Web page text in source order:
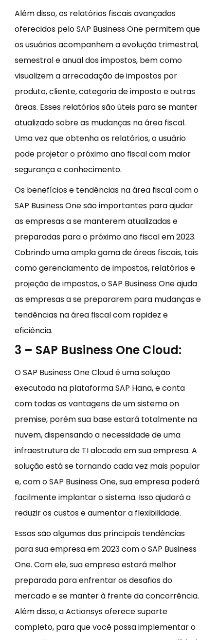
Além disso, os relatórios fiscais avançados
oferecidos pelo SAP Business One permitem que
os usuários acompanhem a evolução trimestral,
semestral e anual dos impostos, bem como
visualizem a arrecadação de impostos por
produto, cliente, categoria de imposto e outras
áreas. Esses relatórios são úteis para se manter
atualizado sobre as mudanças na área fiscal.
Uma vez que obtenha os relatórios, o usuário
pode projetar o próximo ano fiscal com maior
segurança e conhecimento.
Os benefícios e tendências na área fiscal com o
SAP Business One são importantes para ajudar
as empresas a se manterem atualizadas e
preparadas para o próximo ano fiscal em 2023.
Cobrindo uma ampla gama de áreas fiscais, tais
como gerenciamento de impostos, relatórios e
projeção de impostos, o SAP Business One ajuda
as empresas a se prepararem para mudanças e
tendências na área fiscal com rapidez e
eficiência.
3 – SAP Business One Cloud:
O SAP Business One Cloud é uma solução
executada na plataforma SAP Hana, e conta
com todas as vantagens de um sistema on
premise, porém sua base estará totalmente na
nuvem, dispensando a necessidade de uma
infraestrutura de TI alocada em sua empresa. A
solução está se tornando cada vez mais popular
e, com o SAP Business One, sua empresa poderá
facilmente implantar o sistema. Isso ajudará a
reduzir os custos e aumentar a flexibilidade.
Essas são algumas das principais tendências
para sua empresa em 2023 com o SAP Business
One. Com ele, sua empresa estará melhor
preparada para enfrentar os desafios do
mercado e se manter à frente da concorrência.
Além disso, a Actionsys oferece suporte
completo, para que você possa implementar o